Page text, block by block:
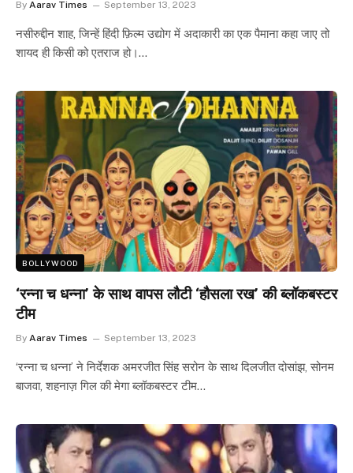
By Aarav Times September 13, 2023
नसीरुद्दीन शाह, जिन्हें हिंदी फ़िल्म उद्योग में अदाकारी का एक पैमाना कहा जाए तो
शायद ही किसी को एतराज हो।…
BOLLYWOOD
‘रन्ना च धन्ना’ के साथ वापस लौटी ‘हौसला रख’ की ब्लॉकबस्टर
टीम
By Aarav Times September 13, 2023
‘रन्ना च धन्ना’ ने निर्देशक अमरजीत सिंह सरोन के साथ दिलजीत दोसांझ, सोनम
बाजवा, शहनाज़ गिल की मेगा ब्लॉकबस्टर टीम…